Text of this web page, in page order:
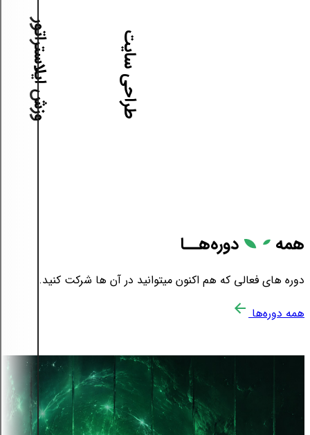
آموزش طراحی سایت آموزش ایلاستراتور
همه دوره‌هــا
دوره های فعالی که هم اکنون میتوانید در آن ها شرکت کنید.
همه دوره‌ها